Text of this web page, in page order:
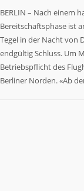
BERLIN – Nach einem
Bereitschaftsphase ist
Tegel in der Nacht von
endgültig Schluss. Um
Betriebspflicht des
Berliner Norden. «Ab